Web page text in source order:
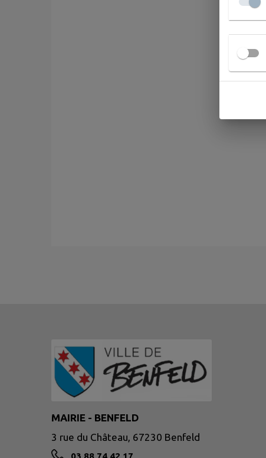
MAIRIE - BENFELD
3 rue du Château, 67230 Benfeld
03 88 74 42 17